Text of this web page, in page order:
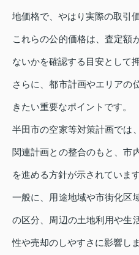
地価格で、やはり実際の取引
これらの公的価格は、査定額
ないかを確認する目安として
さらに、都市計画やエリアの
きたい重要なポイントです。
半田市の空家等対策計画では
関連計画との整合のもと、市
を進める方針が示されています
一般に、用途地域や市街化区
の区分、周辺の土地利用や生
性や売却のしやすさに影響しま